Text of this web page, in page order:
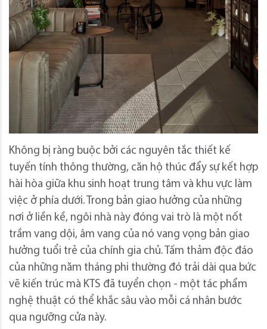
Không bị ràng buộc bởi các nguyên tắc thiết kế
tuyến tính thông thường, căn hộ thúc đẩy sự kết hợp
hài hòa giữa khu sinh hoạt trung tâm và khu vực làm
việc ở phía dưới. Trong bản giao hưởng của những
nơi ở liền kề, ngôi nhà này đóng vai trò là một nốt
trầm vang dội, âm vang của nó vang vọng bản giao
hưởng tuổi trẻ của chính gia chủ. Tấm thảm độc đáo
của những năm tháng phi thường đó trải dài qua bức
vẽ kiến ​​trúc mà KTS đã tuyển chọn - một tác phẩm
nghệ thuật có thể khắc sâu vào mỗi cá nhân bước
qua ngưỡng cửa này.